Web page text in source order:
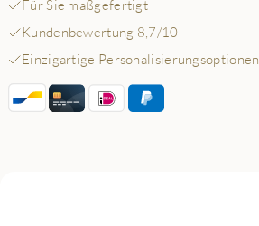
Für Sie maßgefertigt
Kundenbewertung 8,7/10
Einzigartige Personalisierungsoptionen